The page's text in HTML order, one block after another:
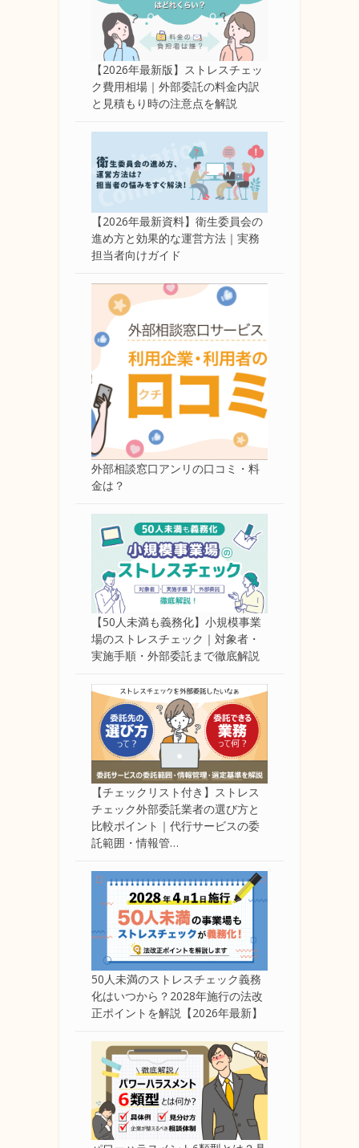
【2026年最新版】ストレスチェッ
ク費用相場｜外部委託の料金内訳
と見積もり時の注意点を解説
【2026年最新資料】衛生委員会の
進め方と効果的な運営方法｜実務
担当者向けガイド
外部相談窓口アンリの口コミ・料
金は？
【50人未満も義務化】小規模事業
場のストレスチェック｜対象者・
実施手順・外部委託まで徹底解説
【チェックリスト付き】ストレス
チェック外部委託業者の選び方と
比較ポイント｜代行サービスの委
託範囲・情報管…
50人未満のストレスチェック義務
化はいつから？2028年施行の法改
正ポイントを解説【2026年最新】